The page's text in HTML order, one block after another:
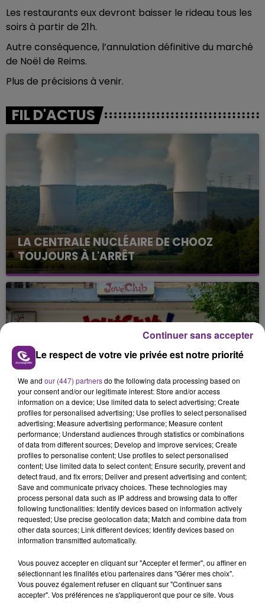
Les restaurants eux devront baisser le rideau tous les
soirs à partir de 21h.
Autre conséquence, l’annulation définitive du marché
de Noël de Reims.
Plus de précisions à venir.
FIL D'ACTUS
LA CENTRALE NUCLÉAIRE DE CHOOZ
TOUJOURS À L'ARRÊT
Cela fait déjà une semaine que la centrale
nucléaire ardennaise est à l'arrêt. Une situation
justifiée par la sécheresse intense qui est toujours
présente.
LE MAGASIN JOUÉCLUB DE REIMS FERME
SES PORTES
C'était l'une des institutions du centre-ville
rémois. Le magasin JouéClub est contraint de
fermer ses portes.
TITRES DIFFUSÉS
10h48
10h48 10h44
10h44
Le respect de votre vie privée est notre priorité
We and our (447) partnersdo the following data processing based on
your consent and/or our legitimate interest: Store and/or access
information on a device; Use limited data to select advertising; Create
profiles for personalised advertising; Use profiles to select personalised
advertising; Measure advertising performance; Measure content
performance; Understand audiences through statistics or combinations
of data from different sources; Develop and improve services; Create
profiles to personalise content; Use profiles to select personalised
content; Use limited data to select content; Ensure security, prevent and
detect fraud, and fix errors; Deliver and present advertising and content;
Save and communicate privacy choices. These technologies may
process personal data such as IP address and browsing data to offer
following functionalities: Identify devices based on information actively
requested; Use precise geolocation data; Match and combine data from
other data sources; Link different devices; Identify devices based on
information transmitted automatically.
Vous pouvez accepter en cliquant sur "Accepter et fermer", ou affiner en
sélectionnant les finalités et/ou partenaires dans "Gérer mes choix".
Vous pouvez également refuser en cliquant sur "Continuer sans
accepter". Vos préférences ne s'appliqueront que pour ce site. Vous
Continuer sans accepter